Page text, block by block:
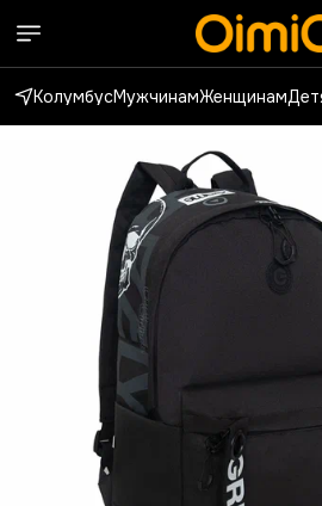
КолумбусМужчинамЖенщинам